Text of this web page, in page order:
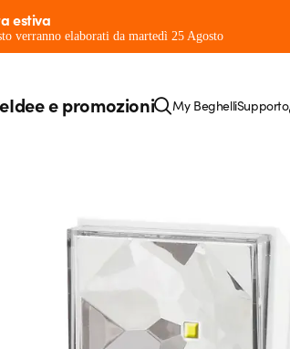
estiva
verranno elaborati da martedì 25 Agosto
Idee e promozioni My BeghelliSupporto